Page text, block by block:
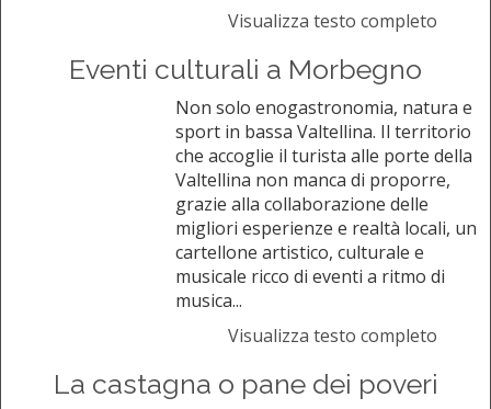
Visualizza testo completo
Eventi culturali a Morbegno
Non solo enogastronomia, natura e
sport in bassa Valtellina. Il territorio
che accoglie il turista alle porte della
Valtellina non manca di proporre,
grazie alla collaborazione delle
migliori esperienze e realtà locali, un
cartellone artistico, culturale e
musicale ricco di eventi a ritmo di
musica...
Visualizza testo completo
La castagna o pane dei poveri